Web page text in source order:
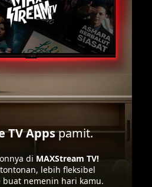
TV Appspamit.
di MAXStream TV!
lebih fleksibel
buat nemenin hari kamu.